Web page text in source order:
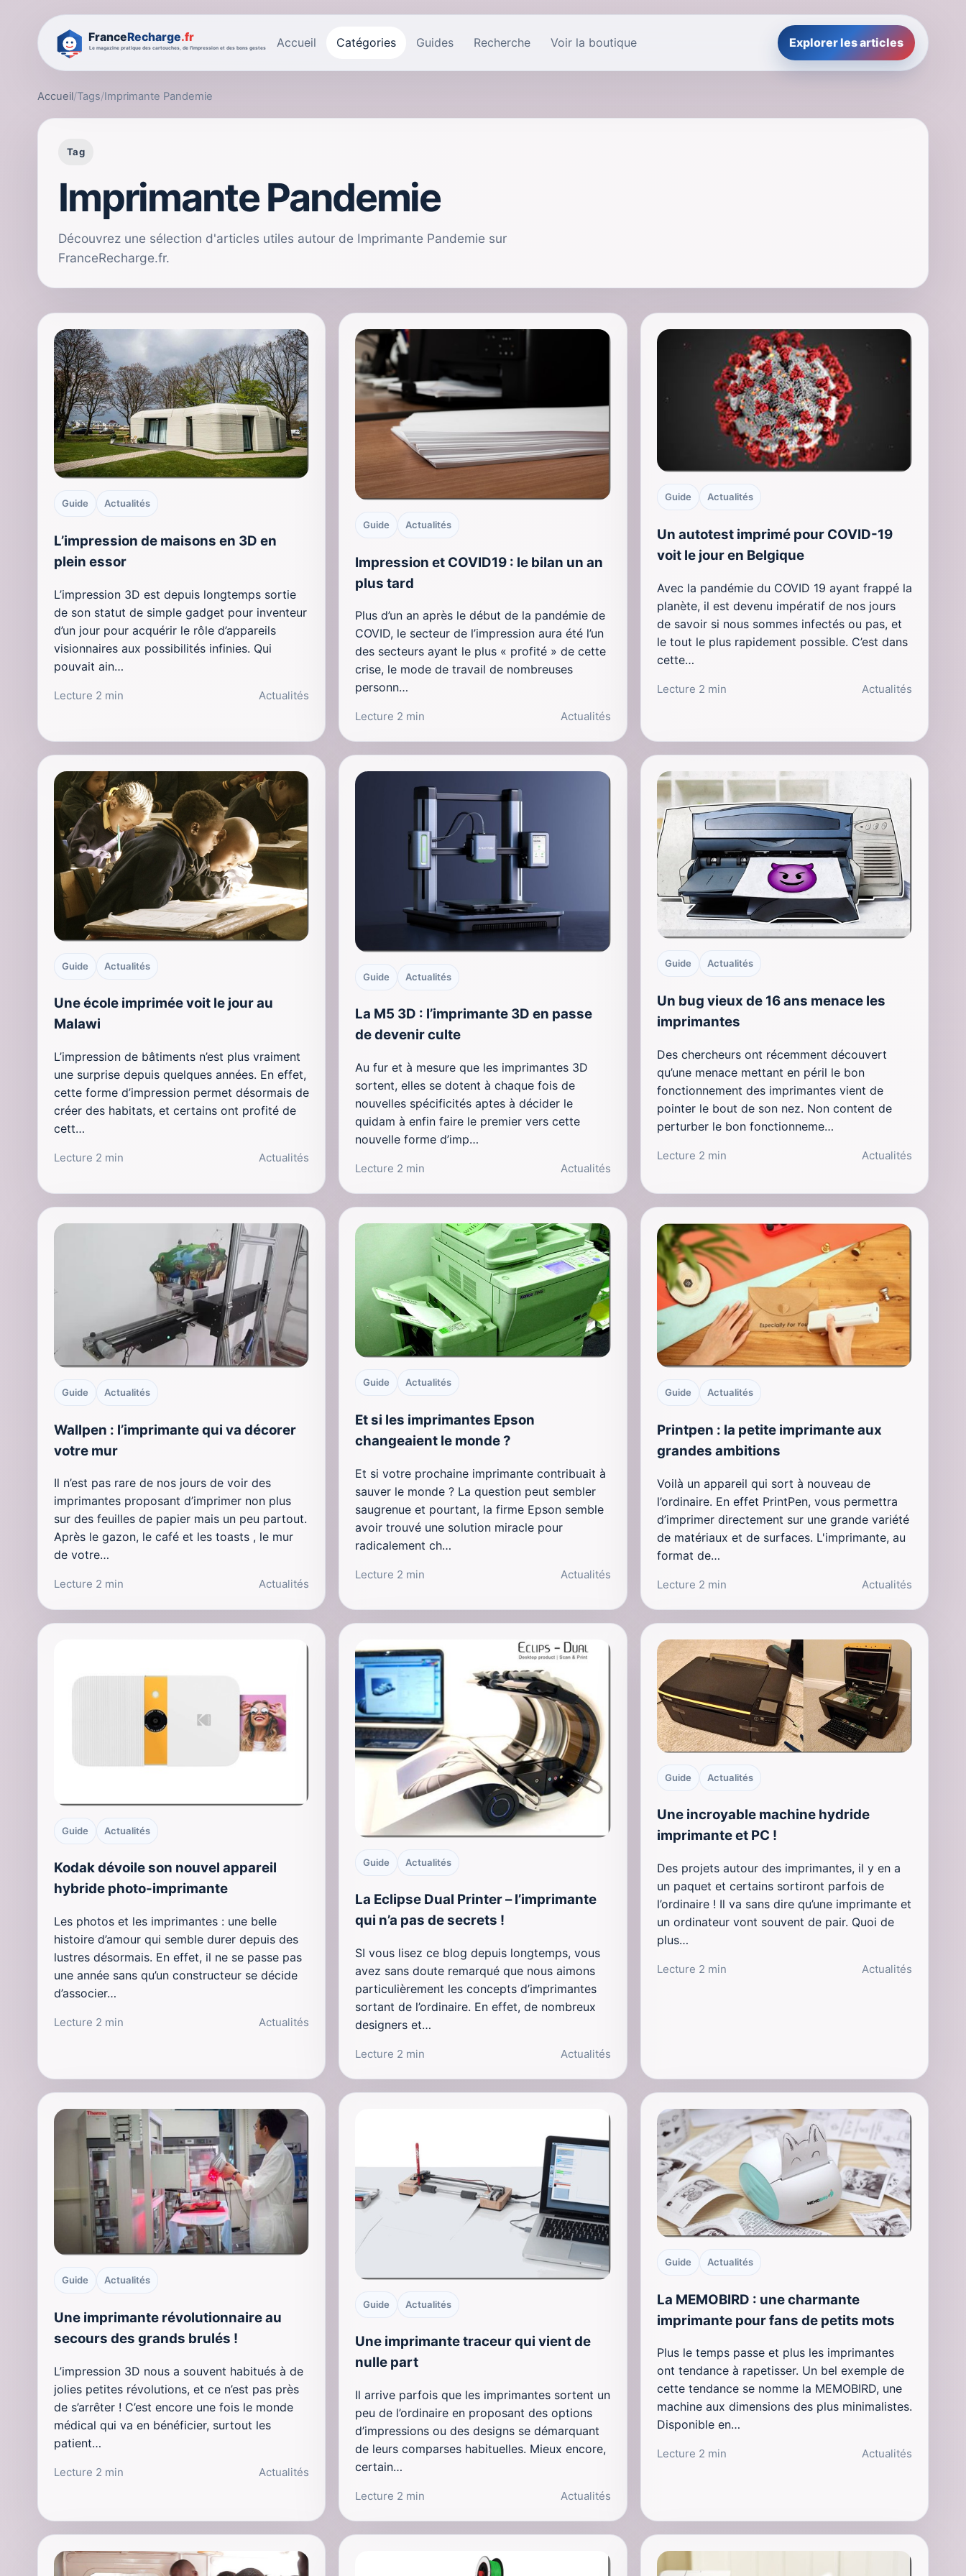
Accueil Catégories Guides Recherche Voir la boutique Explorer les articles
Accueil/Tags/Imprimante Pandemie
Tag
Imprimante Pandemie
Découvrez une sélection d'articles utiles autour de Imprimante Pandemie sur
FranceRecharge.fr.
Guide Actualités
L’impression de maisons en 3D en
plein essor
L’impression 3D est depuis longtemps sortie
de son statut de simple gadget pour inventeur
d’un jour pour acquérir le rôle d’appareils
visionnaires aux possibilités infinies. Qui
pouvait ain…
Lecture 2 min Actualités
Guide Actualités
Impression et COVID19 : le bilan un an
plus tard
Plus d’un an après le début de la pandémie de
COVID, le secteur de l’impression aura été l’un
des secteurs ayant le plus « profité » de cette
crise, le mode de travail de nombreuses
personn…
Lecture 2 min Actualités
Guide Actualités
Un autotest imprimé pour COVID-19
voit le jour en Belgique
Avec la pandémie du COVID 19 ayant frappé la
planète, il est devenu impératif de nos jours
de savoir si nous sommes infectés ou pas, et
le tout le plus rapidement possible. C’est dans
cette…
Lecture 2 min Actualités
Guide Actualités
Une école imprimée voit le jour au
Malawi
L’impression de bâtiments n’est plus vraiment
une surprise depuis quelques années. En effet,
cette forme d’impression permet désormais de
créer des habitats, et certains ont profité de
cett…
Lecture 2 min Actualités
Guide Actualités
La M5 3D : l’imprimante 3D en passe
de devenir culte
Au fur et à mesure que les imprimantes 3D
sortent, elles se dotent à chaque fois de
nouvelles spécificités aptes à décider le
quidam à enfin faire le premier vers cette
nouvelle forme d’imp…
Lecture 2 min Actualités
Guide Actualités
Un bug vieux de 16 ans menace les
imprimantes
Des chercheurs ont récemment découvert
qu’une menace mettant en péril le bon
fonctionnement des imprimantes vient de
pointer le bout de son nez. Non content de
perturber le bon fonctionneme…
Lecture 2 min Actualités
Guide Actualités
Wallpen : l’imprimante qui va décorer
votre mur
Il n’est pas rare de nos jours de voir des
imprimantes proposant d’imprimer non plus
sur des feuilles de papier mais un peu partout.
Après le gazon, le café et les toasts , le mur
de votre…
Lecture 2 min Actualités
Guide Actualités
Et si les imprimantes Epson
changeaient le monde ?
Et si votre prochaine imprimante contribuait à
sauver le monde ? La question peut sembler
saugrenue et pourtant, la firme Epson semble
avoir trouvé une solution miracle pour
radicalement ch…
Lecture 2 min Actualités
Guide Actualités
Printpen : la petite imprimante aux
grandes ambitions
Voilà un appareil qui sort à nouveau de
l’ordinaire. En effet PrintPen, vous permettra
d’imprimer directement sur une grande variété
de matériaux et de surfaces. L'imprimante, au
format de…
Lecture 2 min Actualités
Guide Actualités
Kodak dévoile son nouvel appareil
hybride photo-imprimante
Les photos et les imprimantes : une belle
histoire d’amour qui semble durer depuis des
lustres désormais. En effet, il ne se passe pas
une année sans qu’un constructeur se décide
d’associer…
Lecture 2 min Actualités
Guide Actualités
La Eclipse Dual Printer – l’imprimante
qui n’a pas de secrets !
SI vous lisez ce blog depuis longtemps, vous
avez sans doute remarqué que nous aimons
particulièrement les concepts d’imprimantes
sortant de l’ordinaire. En effet, de nombreux
designers et…
Lecture 2 min Actualités
Guide Actualités
Une incroyable machine hydride
imprimante et PC !
Des projets autour des imprimantes, il y en a
un paquet et certains sortiront parfois de
l’ordinaire ! Il va sans dire qu’une imprimante et
un ordinateur vont souvent de pair. Quoi de
plus…
Lecture 2 min Actualités
Guide Actualités
Une imprimante révolutionnaire au
secours des grands brulés !
L’impression 3D nous a souvent habitués à de
jolies petites révolutions, et ce n’est pas près
de s’arrêter ! C’est encore une fois le monde
médical qui va en bénéficier, surtout les
patient…
Lecture 2 min Actualités
Guide Actualités
Une imprimante traceur qui vient de
nulle part
Il arrive parfois que les imprimantes sortent un
peu de l’ordinaire en proposant des options
d’impressions ou des designs se démarquant
de leurs comparses habituelles. Mieux encore,
certain…
Lecture 2 min Actualités
Guide Actualités
La MEMOBIRD : une charmante
imprimante pour fans de petits mots
Plus le temps passe et plus les imprimantes
ont tendance à rapetisser. Un bel exemple de
cette tendance se nomme la MEMOBIRD, une
machine aux dimensions des plus minimalistes.
Disponible en…
Lecture 2 min Actualités